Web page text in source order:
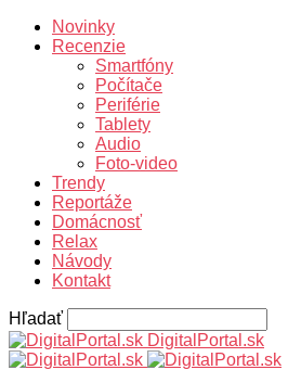
Novinky
Recenzie
Smartfóny
Počítače
Periférie
Tablety
Audio
Foto-video
Trendy
Reportáže
Domácnosť
Relax
Návody
Kontakt
Hľadať
DigitalPortal.sk